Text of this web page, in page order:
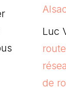
Luc
de